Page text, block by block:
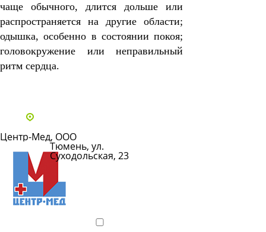
чаще обычного, длится дольше или
распространяется на другие области;
одышка, особенно в состоянии покоя;
головокружение или неправильный
ритм сердца.
Центр-Мед, ООО
Тюмень, ул.
Суходольская, 23